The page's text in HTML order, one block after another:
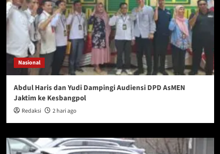
Nasional
Abdul Haris dan Yudi Dampingi Audiensi DPD AsMEN
Jaktim ke Kesbangpol
Redaksi 2 hari ago